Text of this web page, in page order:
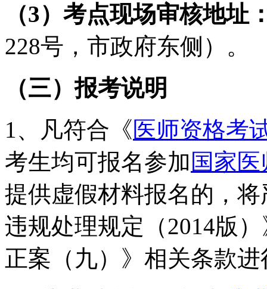
（3） 考点现场审核地址
228号，市政府东侧） 。
（三）报考说明
1、凡符合《医师资格考
考生均可报名参加 国家
提供虚假材料报名的，
违规处理规定（2014版
正案（九）》相关条款